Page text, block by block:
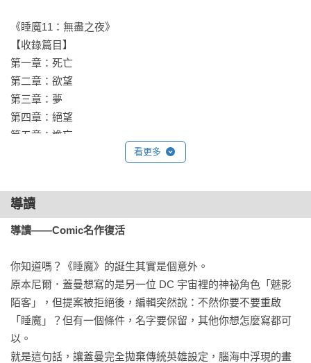
《睡魔11：無盡之夜》
【收錄篇目】
第一章：死亡
第二章：欲望
第三章：夢
第四章：絕望
第五章：譫妄
《睡魔特典一：序曲》
【收錄篇目】
第二章：一場會議紀錄
第三章：一次幼稚學習
第四章：一顆遺棄之星
第五章：當夜晚回歸
第六章：舊世界甦醒
看更多
導讀
導讀——Comic名作復活
你知道嗎？《睡魔》的誕生其實是個意外。
原本尼爾．蓋曼想寫的是另一位 DC 宇宙裡的神祕角色「魅影
陌客」，但提案被拒絕後，編輯突然說：不然你要不要重啟
「睡魔」？但有一個條件，名字要保留，其他你想怎麼寫都可
以。
就是這句話，讓蓋曼完全拋棄傳統英雄設定，腦海中浮現的畫